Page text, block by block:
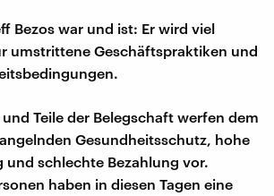
Bezos war und ist: Er wird viel
umstrittene Geschäftspraktiken und
Teile der Belegschaft werfen dem
Gesundheitsschutz, hohe
und schlechte Bezahlung vor.
haben in diesen Tagen eine